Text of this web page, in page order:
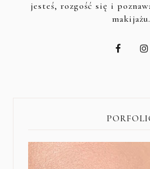
jesteś, rozgość się i
makijażu.